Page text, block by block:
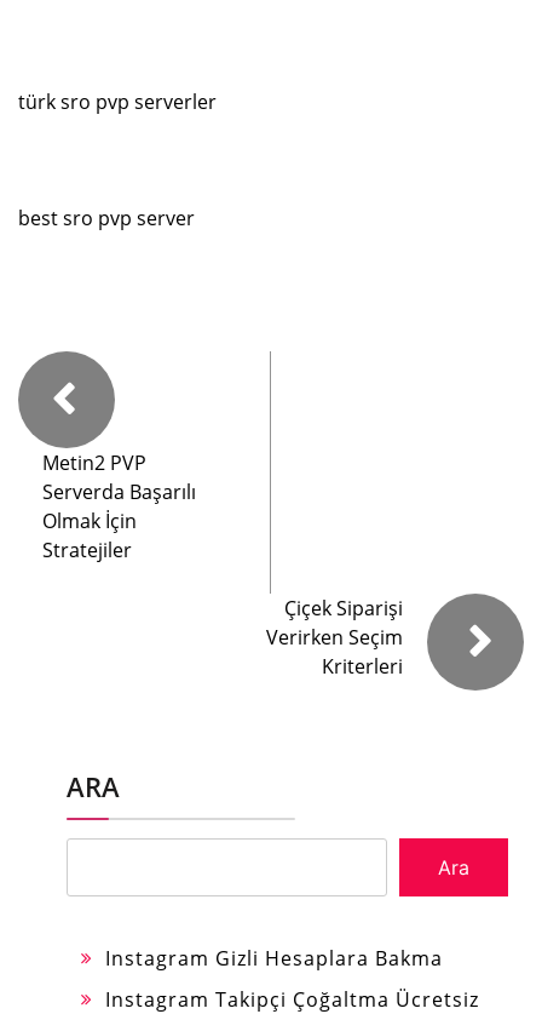
türk sro pvp serverler
best sro pvp server
Metin2 PVP
Serverda Başarılı
Olmak İçin
Stratejiler
Çiçek Siparişi
Verirken Seçim
Kriterleri
ARA
Ara
Instagram Gizli Hesaplara Bakma
Instagram Takipçi Çoğaltma Ücretsiz